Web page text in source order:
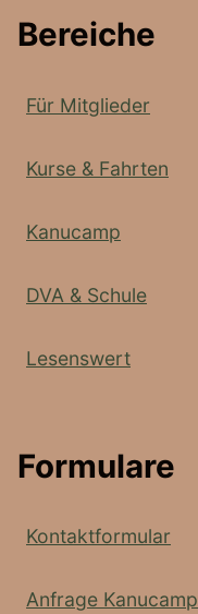
Bereiche
Für Mitglieder
Kurse & Fahrten
Kanucamp
DVA & Schule
Lesenswert
Formulare
Kontaktformular
Anfrage Kanucamp